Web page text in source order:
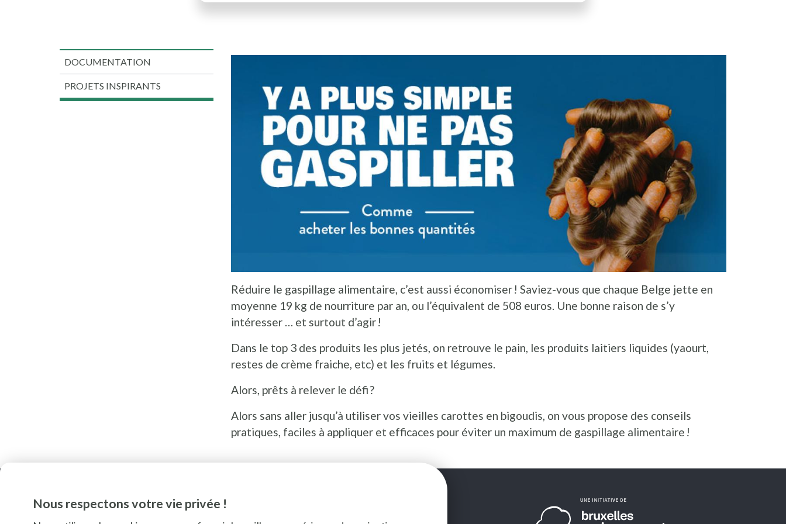
Nous respectons votre vie privée !
Réduire le gaspillage alimentaire, c’est aussi économiser ! Saviez-vous que chaque Belge jette en
moyenne 19 kg de nourriture par an, ou l’équivalent de 508 euros. Une bonne raison de s’y
intéresser … et surtout d’agir !
Dans le top 3 des produits les plus jetés, on retrouve le pain, les produits laitiers liquides (yaourt,
restes de crème fraiche, etc) et les fruits et légumes.
Alors, prêts à relever le défi ?
Alors sans aller jusqu’à utiliser vos vieilles carottes en bigoudis, on vous propose des conseils
pratiques, faciles à appliquer et efficaces pour éviter un maximum de gaspillage alimentaire !
DOCUMENTATION
PROJETS INSPIRANTS